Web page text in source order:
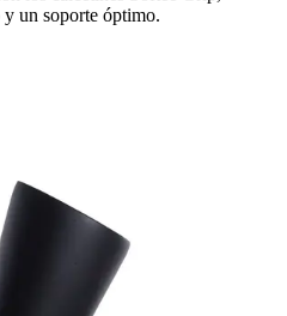
y un soporte óptimo.